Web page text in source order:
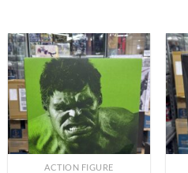
ACTION FIGURE